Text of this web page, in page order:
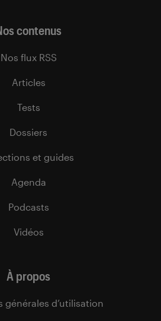
contenus
Nos flux RSS
Articles
Tests
Dossiers
et guides
Agenda
Podcasts
Vidéos
À propos
générales d’utilisation